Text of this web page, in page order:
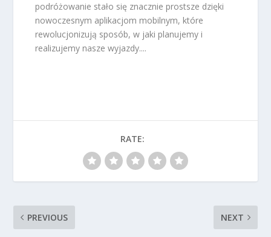
podróżowanie stało się znacznie prostsze dzięki
nowoczesnym aplikacjom mobilnym, które
rewolucjonizują sposób, w jaki planujemy i
realizujemy nasze wyjazdy....
RATE:
PREVIOUS NEXT